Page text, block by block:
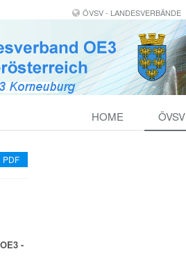
ÖVSV - LANDESVERBÄNDE
HOME ÖVSV
-